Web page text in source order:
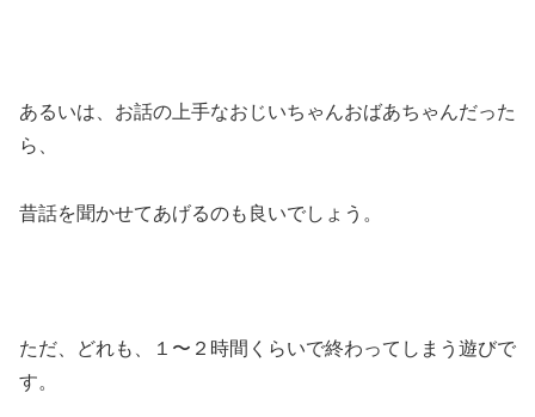
あるいは、お話の上手なおじいちゃんおばあちゃんだった
ら、
昔話を聞かせてあげるのも良いでしょう。
ただ、どれも、１〜２時間くらいで終わってしまう遊びで
す。